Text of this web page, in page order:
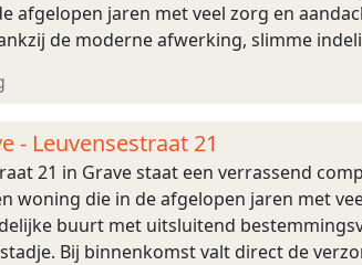
afgelopen jaren met veel zorg en
de moderne afwerking, slimme
- Leuvensestraat 21
21 in Grave staat een verrassend
woning die in de afgelopen jaren met
buurt met uitsluitend
Bij binnenkomst valt direct de